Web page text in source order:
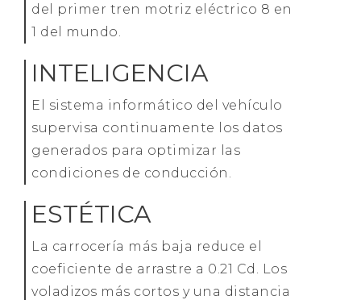
del primer tren motriz eléctrico 8 en
1 del mundo.
INTELIGENCIA
El sistema informático del vehículo
supervisa continuamente los datos
generados para optimizar las
condiciones de conducción.
ESTÉTICA
La carrocería más baja reduce el
coeficiente de arrastre a 0.21 Cd. Los
voladizos más cortos y una distancia